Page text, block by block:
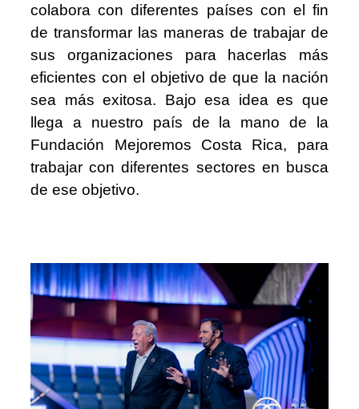
colabora con diferentes países con el fin
de transformar las maneras de trabajar de
sus organizaciones para hacerlas más
eficientes con el objetivo de que la nación
sea más exitosa. Bajo esa idea es que
llega a nuestro país de la mano de la
Fundación Mejoremos Costa Rica, para
trabajar con diferentes sectores en busca
de ese objetivo.